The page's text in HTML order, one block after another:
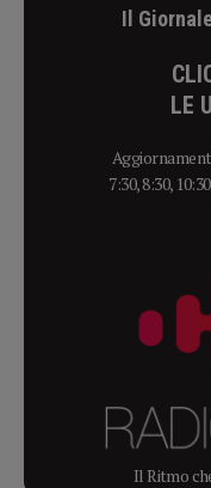
Il
LE
7:30, 8:30,
Il Ritmo